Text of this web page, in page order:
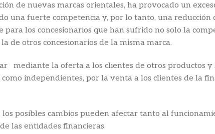
de nuevas marcas orientales, ha provocado un
una fuerte competencia y, por lo tanto, una reducción
los concesionarios que han sufrido no solo la
de otros concesionarios de la misma marca.
mediante la oferta a los clientes de otros productos y
independientes, por la venta a los clientes de la
posibles cambios pueden afectar tanto al
las entidades financieras.